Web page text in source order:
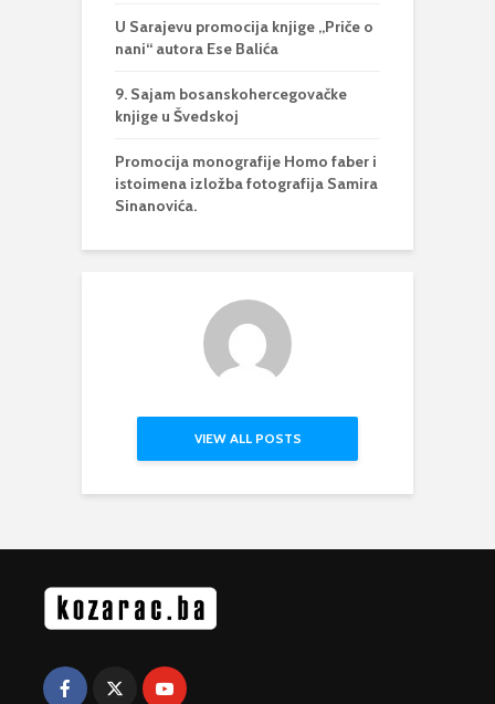
U Sarajevu promocija knjige „Priče o
nani“ autora Ese Balića
9. Sajam bosanskohercegovačke
knjige u Švedskoj
Promocija monografije Homo faber i
istoimena izložba fotografija Samira
Sinanovića.
VIEW ALL POSTS